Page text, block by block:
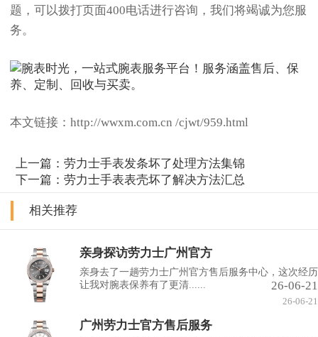
题，可以拨打页面400电话进行咨询，我们将竭诚为您服
务。
本文链接：http://wwxm.com.cn /cjwt/959.html
上一篇：劳力士手表发条坏了处理方法集锦
下一篇：劳力士手表表壳坏了解决方法汇总
相关推荐
亲身探访劳力士广州官方
亲身去了一趟劳力士广州官方售后服务中心，这次经历
让我对腕表保养有了更清......
26-06-21
26-06-21
广州劳力士官方售后服务